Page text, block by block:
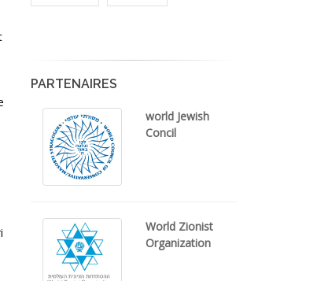
PARTENAIRES
world Jewish
Concil
World Zionist
Organization